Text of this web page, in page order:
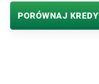
PORÓWNAJ